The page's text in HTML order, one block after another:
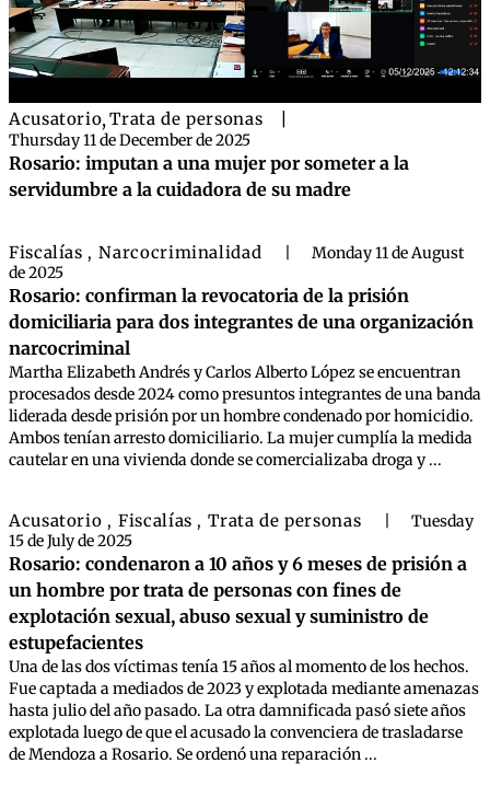
Acusatorio,Trata de personas
Thursday 11 de December de 2025
Rosario: imputan a una mujer por someter a la
servidumbre a la cuidadora de su madre
Fiscalías , Narcocriminalidad
Monday 11 de August
de 2025
Rosario: confirman la revocatoria de la prisión
domiciliaria para dos integrantes de una organización
narcocriminal
Martha Elizabeth Andrés y Carlos Alberto López se encuentran
procesados desde 2024 como presuntos integrantes de una banda
liderada desde prisión por un hombre condenado por homicidio.
Ambos tenían arresto domiciliario. La mujer cumplía la medida
cautelar en una vivienda donde se comercializaba droga y ...
Acusatorio , Fiscalías , Trata de personas
Tuesday
15 de July de 2025
Rosario: condenaron a 10 años y 6 meses de prisión a
un hombre por trata de personas con fines de
explotación sexual, abuso sexual y suministro de
estupefacientes
Una de las dos víctimas tenía 15 años al momento de los hechos.
Fue captada a mediados de 2023 y explotada mediante amenazas
hasta julio del año pasado. La otra damnificada pasó siete años
explotada luego de que el acusado la convenciera de trasladarse
de Mendoza a Rosario. Se ordenó una reparación ...